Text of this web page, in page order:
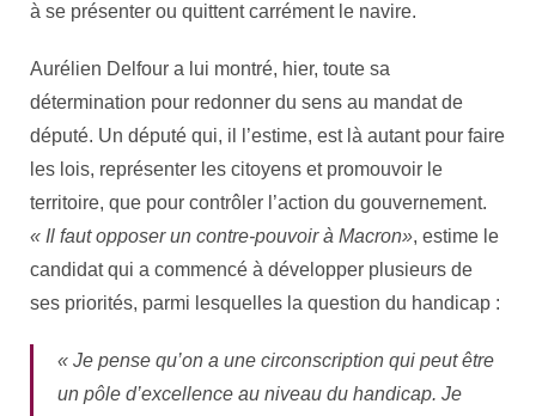
à se présenter ou quittent carrément le navire.
Aurélien Delfour a lui montré, hier, toute sa
détermination pour redonner du sens au mandat de
député. Un député qui, il l’estime, est là autant pour faire
les lois, représenter les citoyens et promouvoir le
territoire, que pour contrôler l’action du gouvernement.
« Il faut opposer un contre-pouvoir à Macron», estime le
candidat qui a commencé à développer plusieurs de
ses priorités, parmi lesquelles la question du handicap :
« Je pense qu’on a une circonscription qui peut être
un pôle d’excellence au niveau du handicap. Je